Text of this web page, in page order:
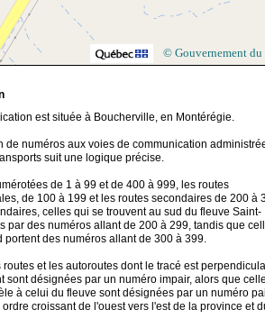
© Gouvernement du
est située à Boucherville, en Montérégie.
de numéros aux voies de communication
suit une logique précise.
de 1 à 99 et de 400 à 999, les routes
de 100 à 199 et les routes secondaires de 200 à
celles qui se trouvent au sud du fleuve Saint-
par des numéros allant de 200 à 299, tandis que
portent des numéros allant de 300 à 399.
routes et les autoroutes dont le tracé est
sont désignées par un numéro impair, alors que
à celui du fleuve sont désignées par un numéro
croissant de l'ouest vers l'est de la province et